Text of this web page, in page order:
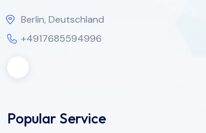
Berlin, Deutschland
+4917685594996
Popular Service